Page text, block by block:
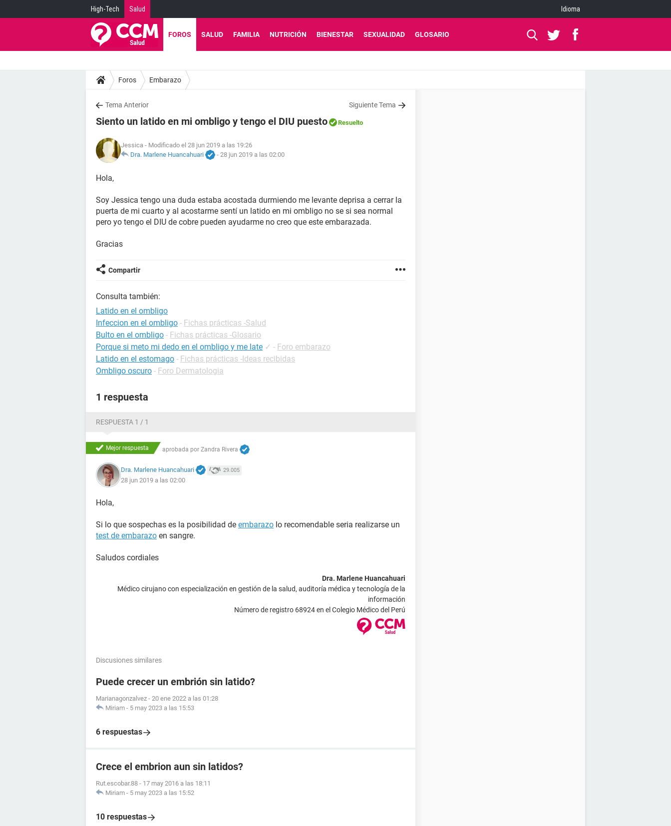
High-Tech Salud Idioma
FOROS SALUD FAMILIA NUTRICIÓN BIENESTAR SEXUALIDAD GLOSARIO
Foros Embarazo
Tema Anterior Siguiente Tema
Siento un latido en mi ombligo y tengo el DIU puesto Resuelto
Jessica - Modificado el 28 jun 2019 a las 19:26
Dra. Marlene Huancahuari
- 28 jun 2019 a las 02:00
Hola,
Soy Jessica tengo una duda estaba acostada durmiendo me levante deprisa a cerrar la
puerta de mi cuarto y al acostarme sentí un latido en mi ombligo no se si sea normal
pero yo tengo el DIU de cobre pueden ayudarme no creo que este embarazada.
Gracias
Compartir
Consulta también:
Latido en el ombligo
Infeccion en el ombligo - Fichas prácticas -Salud
Bulto en el ombligo - Fichas prácticas -Glosario
Porque si meto mi dedo en el ombligo y me late ✓ - Foro embarazo
Latido en el estomago - Fichas prácticas -Ideas recibidas
Ombligo oscuro - Foro Dermatologia
1 respuesta
RESPUESTA 1 / 1
Mejor respuesta aprobada por Zandra Rivera
Dra. Marlene Huancahuari 29.005
28 jun 2019 a las 02:00
Hola,
Si lo que sospechas es la posibilidad de embarazo lo recomendable seria realizarse un
test de embarazo en sangre.
Saludos cordiales
Dra. Marlene Huancahuari
Médico cirujano con especialización en gestión de la salud, auditoría médica y tecnología de la
información
Número de registro 68924 en el Colegio Médico del Perú
Discusiones similares
Puede crecer un embrión sin latido?
Marianagonzalvez - 20 ene 2022 a las 01:28
Miriam - 5 may 2023 a las 15:53
6 respuestas
Crece el embrion aun sin latidos?
Rut.escobar.88 - 17 may 2016 a las 18:11
Miriam - 5 may 2023 a las 15:52
10 respuestas